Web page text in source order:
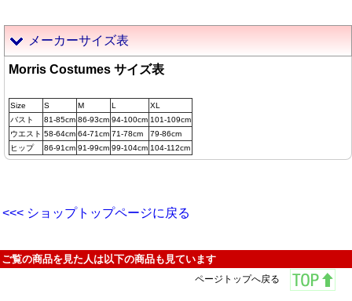
メーカーサイズ表
Morris Costumes サイズ表
Size S M L
XL
バスト
81-85cm 86-93cm 94-100cm 101-109cm
ウエスト 58-64cm 64-71cm 71-78cm
79-86cm
ヒップ
86-91cm 91-99cm 99-104cm 104-112cm
<<< ショップトップページに戻る
ご覧の商品を見た人は以下の商品も見ています
ページトップへ戻る